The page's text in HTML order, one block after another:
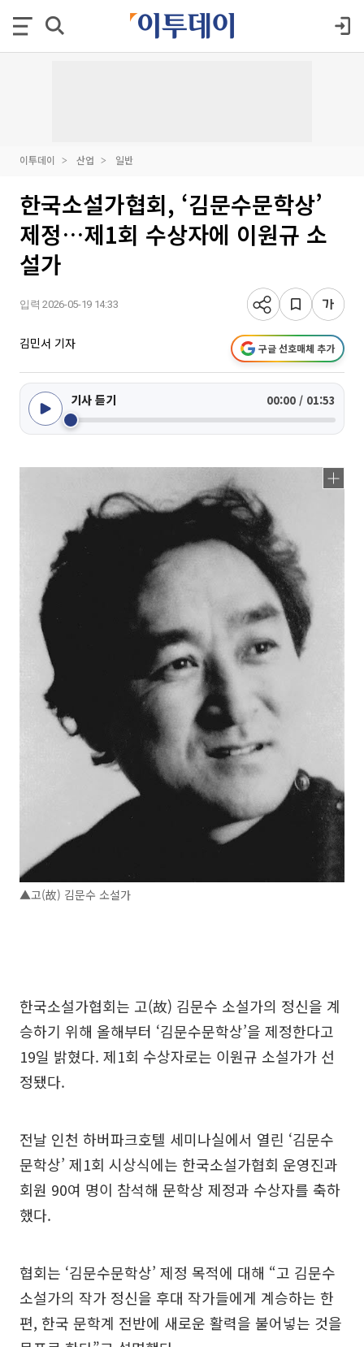
이투데이 산업 일반
한국소설가협회, ‘김문수문학상’
제정…제1회 수상자에 이원규 소
설가
입력 2026-05-19 14:33
김민서 기자 구글 선호매체 추가
기사 듣기 00:00 / 01:53
▲고(故) 김문수 소설가
한국소설가협회는 고(故) 김문수 소설가의 정신을 계
승하기 위해 올해부터 ‘김문수문학상’을 제정한다고
19일 밝혔다. 제1회 수상자로는 이원규 소설가가 선
정됐다.
전날 인천 하버파크호텔 세미나실에서 열린 ‘김문수
문학상’ 제1회 시상식에는 한국소설가협회 운영진과
회원 90여 명이 참석해 문학상 제정과 수상자를 축하
했다.
협회는 ‘김문수문학상’ 제정 목적에 대해 “고 김문수
소설가의 작가 정신을 후대 작가들에게 계승하는 한
편, 한국 문학계 전반에 새로운 활력을 불어넣는 것을